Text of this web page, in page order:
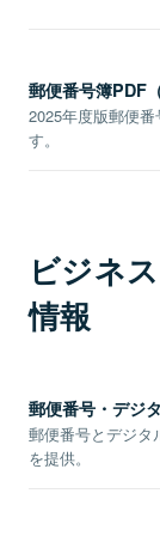
郵便番号簿PDF
2025年度版郵便
す。
ビジネ
情報
郵便番号・デジ
郵便番号とデジタ
を提供。